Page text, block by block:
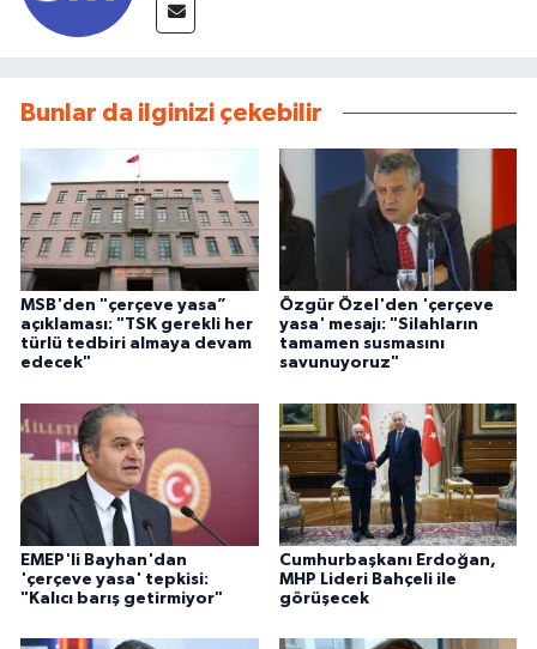
Bunlar da ilginizi çekebilir
MSB'den "çerçeve yasa”
açıklaması: "TSK gerekli her
türlü tedbiri almaya devam
edecek"
Özgür Özel'den 'çerçeve
yasa' mesajı: "Silahların
tamamen susmasını
savunuyoruz"
EMEP'li Bayhan'dan
'çerçeve yasa' tepkisi:
"Kalıcı barış getirmiyor"
Cumhurbaşkanı Erdoğan,
MHP Lideri Bahçeli ile
görüşecek